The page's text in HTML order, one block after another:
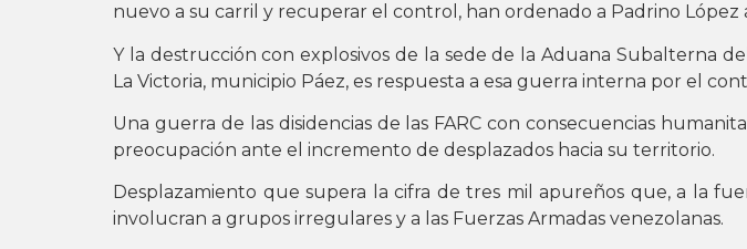
nuevo a su carril y recuperar el control, han ordenado a Padrino
Y la destrucción con explosivos de la sede de la Aduana Subalterna
La Victoria, municipio Páez, es respuesta a esa guerra interna por el
Una guerra de las disidencias de las FARC con consecuencias
preocupación ante el incremento de desplazados hacia su territorio.
Desplazamiento que supera la cifra de tres mil apureños que, a la
involucran a grupos irregulares y a las Fuerzas Armadas venezolanas.